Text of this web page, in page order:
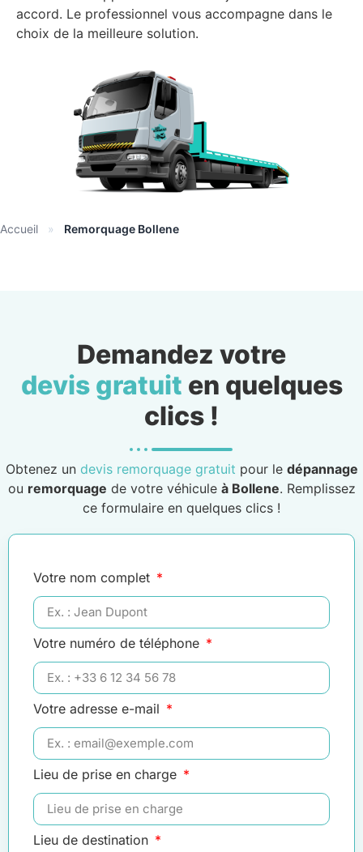
accord. Le professionnel vous accompagne dans le
choix de la meilleure solution.
Accueil » Remorquage Bollene
Demandez votre
devis gratuit en quelques
clics !
Obtenez un devis remorquage gratuit pour le dépannage
ou remorquage de votre véhicule à Bollene. Remplissez
ce formulaire en quelques clics !
Votre nom complet
Votre numéro de téléphone
Votre adresse e-mail
Lieu de prise en charge
Lieu de destination